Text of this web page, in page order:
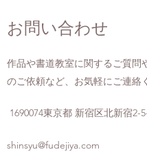
お問い合わせ
作品や書道教室に関するご質問
のご依頼など、お気軽にご連絡
1690074東京都 新宿区北新宿2-
shinsyu@fudejiya.com